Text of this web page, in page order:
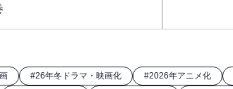
#26年冬ドラマ・映画化 #2026年アニメ化